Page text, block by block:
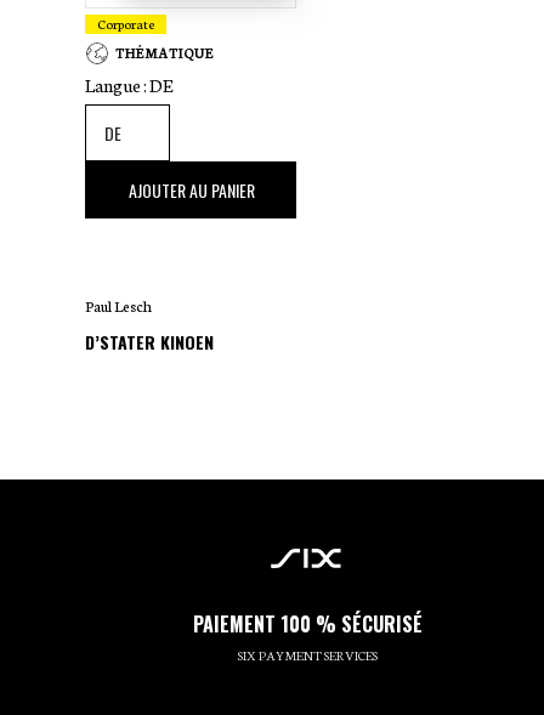
Corporate
THÉMATIQUE
Langue :DE
,00 €
AJOUTER AU PANIER
Paul Lesch
D’STATER KINOEN
PAIEMENT 100 % SÉCURISÉ
SIX PAYMENT SERVICES